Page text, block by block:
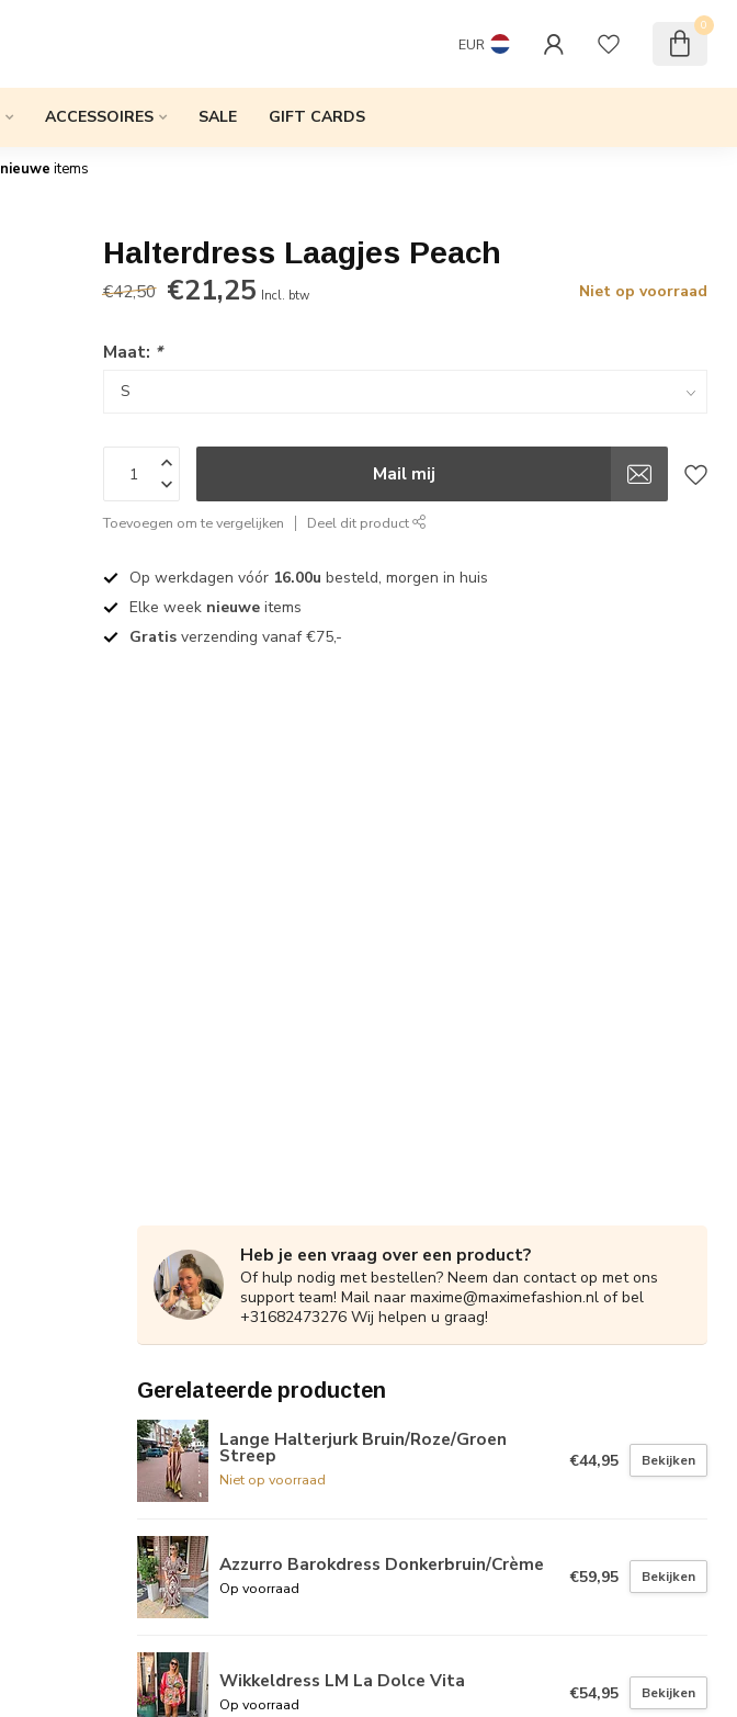
EUR
0
ACCESSOIRES SALE GIFT CARDS
nieuwe items
Halterdress Laagjes Peach
€42,50 €21,25 Incl. btw Niet op voorraad
Maat: *
Mail mij
Toevoegen om te vergelijken Deel dit product
Op werkdagen vóór 16.00u besteld, morgen in huis
Elke week nieuwe items
Gratis verzending vanaf €75,-
Heb je een vraag over een product?
Of hulp nodig met bestellen? Neem dan contact op met ons
support team! Mail naar maxime@maximefashion.nl of bel
+31682473276 Wij helpen u graag!
Gerelateerde producten
Lange Halterjurk Bruin/Roze/Groen
Streep
Niet op voorraad
€44,95 Bekijken
Azzurro Barokdress Donkerbruin/Crème
Op voorraad
€59,95 Bekijken
Wikkeldress LM La Dolce Vita
Op voorraad
€54,95 Bekijken